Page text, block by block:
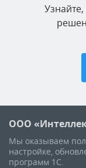
ООО
Мы оказываем
настройке,
программ 1С.